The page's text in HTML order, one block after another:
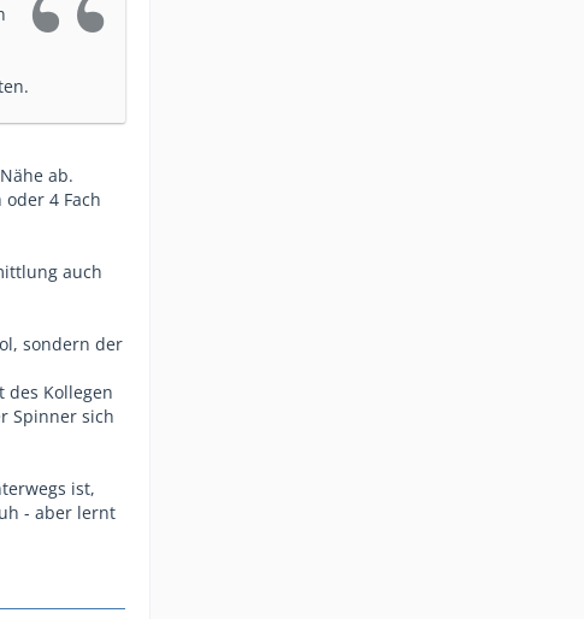
ab.
4 Fach
auch
sondern der
des Kollegen
Spinner sich
ist,
- aber lernt